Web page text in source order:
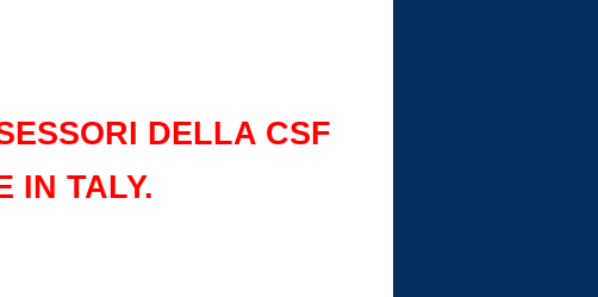
DELLA CSF
IN TALY.